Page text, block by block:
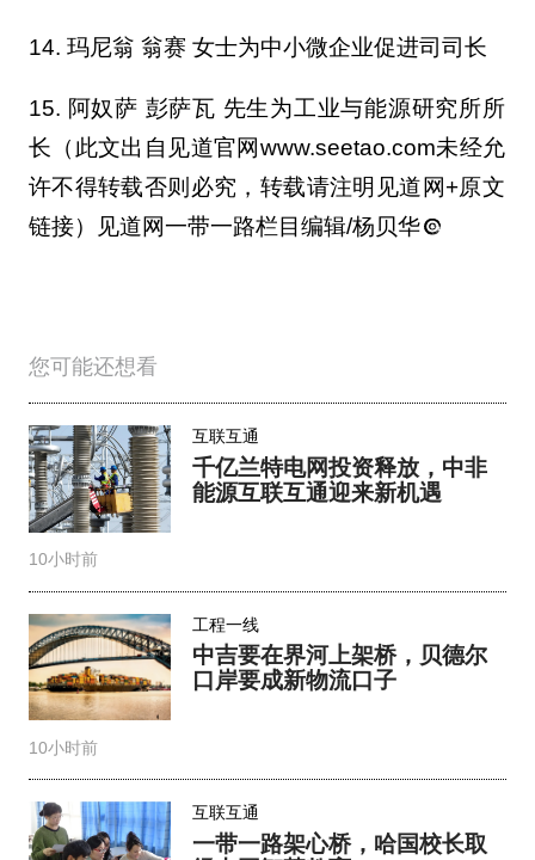
14. 玛尼翁 翁赛 女士为中小微企业促进司司长
15. 阿奴萨 彭萨瓦 先生为工业与能源研究所所
长（此文出自见道官网www.seetao.com未经允
许不得转载否则必究，转载请注明见道网+原文
链接）见道网一带一路栏目编辑/杨贝华
您可能还想看
互联互通
千亿兰特电网投资释放，中非
能源互联互通迎来新机遇
10小时前
工程一线
中吉要在界河上架桥，贝德尔
口岸要成新物流口子
10小时前
互联互通
一带一路架心桥，哈国校长取